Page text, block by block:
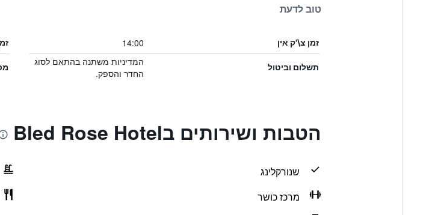
טוב לדעת
זמן צ\'ק אין 14:00
תשלום וביטול
המדיניות משתנה בהתאם לסוג
החדר והספק.
הטבות ושירותים בBled Rose Hotel
שנורקלינג
מרכז כושר